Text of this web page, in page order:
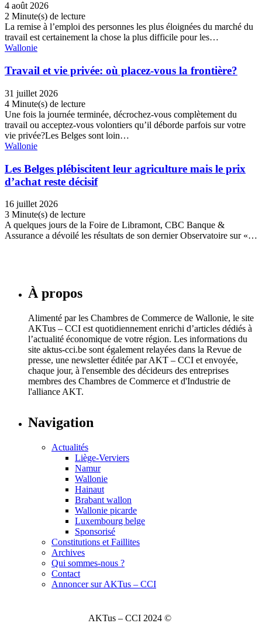
4 août 2026
2 Minute(s) de lecture
La remise à l’emploi des personnes les plus éloignées du marché du
travail est certainement la chose la plus difficile pour les…
Wallonie
Travail et vie privée: où placez-vous la frontière?
31 juillet 2026
4 Minute(s) de lecture
Une fois la journée terminée, décrochez-vous complètement du
travail ou acceptez-vous volontiers qu’il déborde parfois sur votre
vie privée?Les Belges sont loin…
Wallonie
Les Belges plébiscitent leur agriculture mais le prix
d’achat reste décisif
16 juillet 2026
3 Minute(s) de lecture
A quelques jours de la Foire de Libramont, CBC Banque &
Assurance a dévoilé les résultats de son dernier Observatoire sur «…
À propos
Alimenté par les Chambres de Commerce de Wallonie, le site
AKTus – CCI est quotidiennement enrichi d’articles dédiés à
l’actualité économique de votre région. Les informations du
site aktus-cci.be sont également relayées dans la Revue de
presse, une newsletter éditée par AKT – CCI et envoyée,
chaque jour, à l'ensemble des décideurs des entreprises
membres des Chambres de Commerce et d'Industrie de
l'alliance AKT.
Navigation
Actualités
Liège-Verviers
Namur
Wallonie
Hainaut
Brabant wallon
Wallonie picarde
Luxembourg belge
Sponsorisé
Constitutions et Faillites
Archives
Qui sommes-nous ?
Contact
Annoncer sur AKTus – CCI
AKTus – CCI 2024 ©